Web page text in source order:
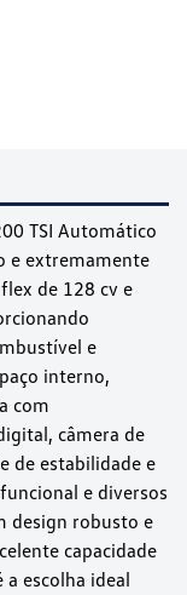
TSI Automático
e extremamente
de 128 cv e
e
interno,
com
câmera de
de estabilidade e
e diversos
design robusto e
capacidade
escolha ideal